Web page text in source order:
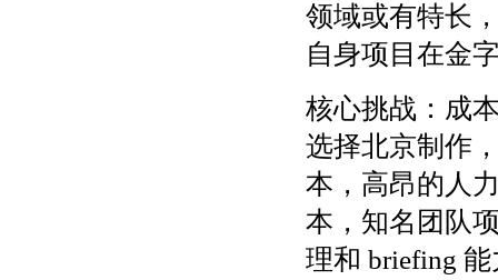
领域或有特长
自身项目在金
核心挑战：成
选择北京制作
本，高昂的人
本，知名团队
理和 briefing